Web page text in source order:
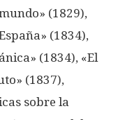
(1829),
(1834),
(1834), «El
(1837),
sobre la